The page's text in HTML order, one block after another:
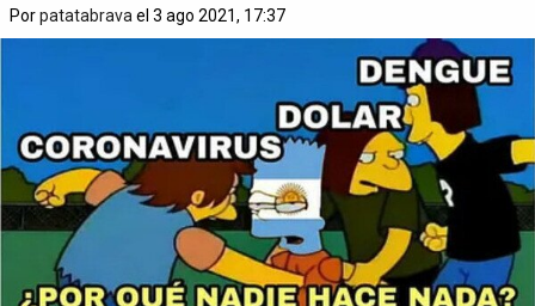
Porpatatabravael 3 ago 2021, 17:37